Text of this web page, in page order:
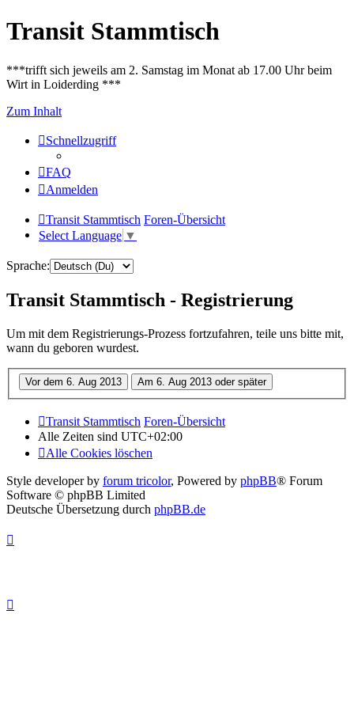
Transit Stammtisch
***trifft sich jeweils am 2. Samstag im Monat ab 17.00 Uhr beim
Wirt in Loiderding ***
Zum Inhalt
Schnellzugriff
FAQ
Anmelden
Transit Stammtisch Foren-Übersicht
Select Language ▼
Sprache:
Transit Stammtisch - Registrierung
Um mit dem Registrierungs-Prozess fortzufahren, teile uns bitte mit,
wann du geboren wurdest.
Transit Stammtisch Foren-Übersicht
Alle Zeiten sind UTC+02:00
Alle Cookies löschen
Style developer by forum tricolor, Powered by phpBB® Forum
Software © phpBB Limited
Deutsche Übersetzung durch phpBB.de